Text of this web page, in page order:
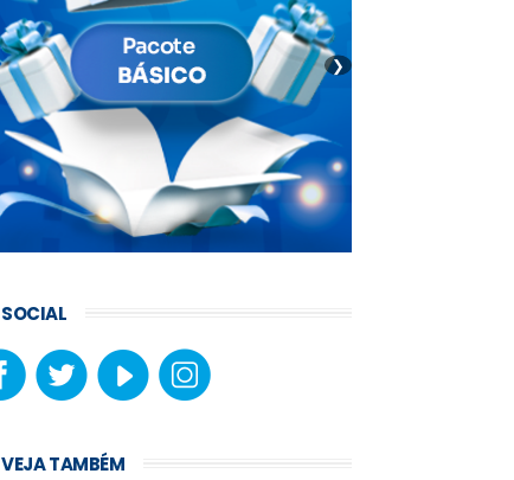
❯
SOCIAL
VEJA TAMBÉM